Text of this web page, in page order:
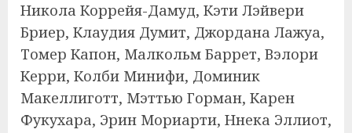
Никола Коррейя-Дамуд, Кэти Лэйвери
Бриер, Клаудия Думит, Джордана Лажуа,
Томер Капон, Малкольм Баррет, Вэлори
Керри, Колби Минифи, Доминик
Макеллиготт, Мэттью Горман, Карен
Фукухара, Эрин Мориарти, Ннека Эллиот,